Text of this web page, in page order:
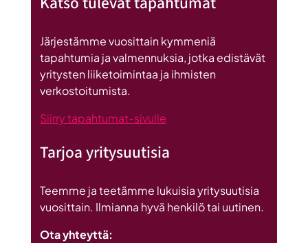
datakeskus
Britannnian
suurin
investointi
Järjestämme vuosittain kymmeniä
tapahtumia ja valmennuksia, jotka edistävät
yritysten liiketoimintaa ja ihmisten
verkostoitumista.
Siirry tapahtumat-sivulle
Tarjoa yritysuutisia
Teemme ja teetämme lukuisia yritysuutisia
vuosittain. Ilmianna hyvä henkilö tai uutinen.
Ota yhteyttä: